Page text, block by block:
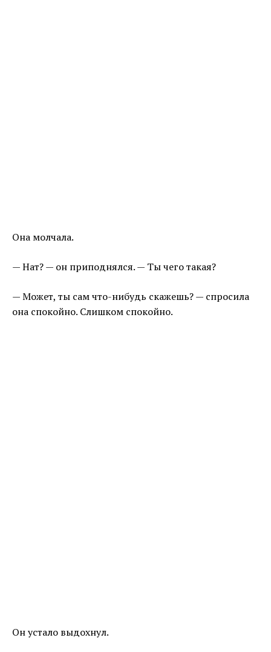
Она молчала.
— Нат? — он приподнялся. — Ты чего такая?
— Может, ты сам что-нибудь скажешь? — спросила
она спокойно. Слишком спокойно.
Он устало выдохнул.